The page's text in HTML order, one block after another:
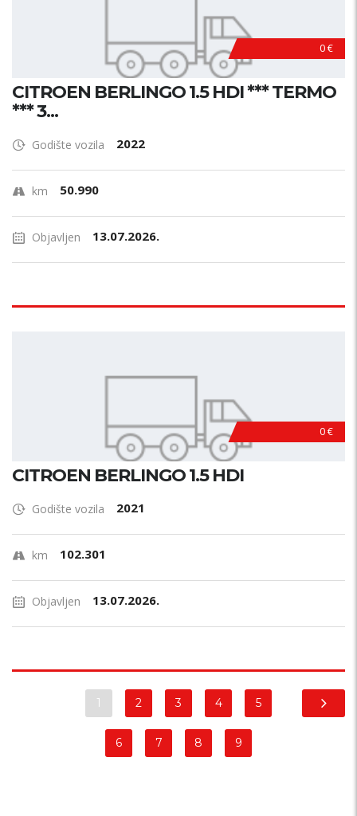
0 €
CITROEN BERLINGO 1.5 HDI *** TERMO
*** 3...
Godište vozila 2022
km 50.990
Objavljen 13.07.2026.
0 €
CITROEN BERLINGO 1.5 HDI
Godište vozila 2021
km 102.301
Objavljen 13.07.2026.
1 2 3 4 5
6 7 8 9